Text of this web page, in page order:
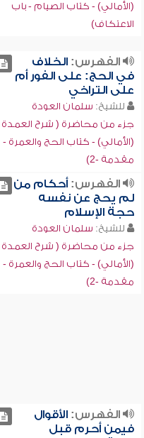
(الأمالي) - كتاب الصيام - باب
الاعتكاف)
الفهرس:الخلاف
في الحج: على الفور أم
على التراخي
للشيخ: سلمان العودة
جزء من محاضرة ( شرح العمدة
(الأمالي) - كتاب الحج والعمرة -
مقدمة -2)
الفهرس:أحكام من
لم يحج عن نفسه
حجة الإسلام
للشيخ: سلمان العودة
جزء من محاضرة ( شرح العمدة
(الأمالي) - كتاب الحج والعمرة -
مقدمة -2)
الفهرس:الأقوال
فيمن أحرم قبل